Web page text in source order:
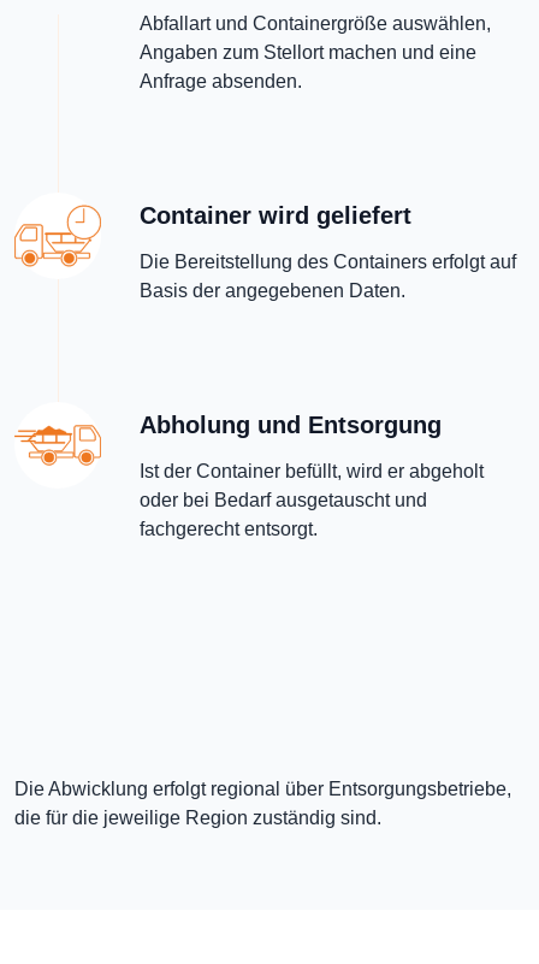
Abfallart und Containergröße auswählen,
Angaben zum Stellort machen und eine
Anfrage absenden.
Container wird geliefert
Die Bereitstellung des Containers erfolgt auf
Basis der angegebenen Daten.
Abholung und Entsorgung
Ist der Container befüllt, wird er abgeholt
oder bei Bedarf ausgetauscht und
fachgerecht entsorgt.
Die Abwicklung erfolgt regional über Entsorgungsbetriebe,
die für die jeweilige Region zuständig sind.